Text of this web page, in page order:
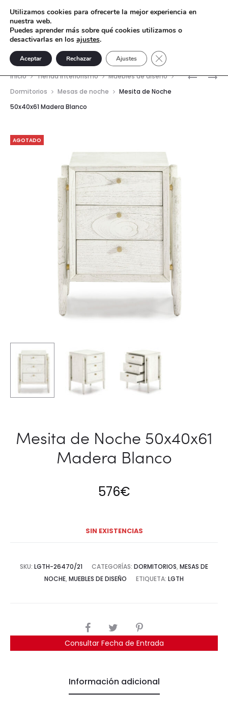
MESA
MESA
Inicio Tienda interiorismo
Muebles de diseño
Dormitorios
Mesas de noche
Mesita de Noche
50x40x61 Madera Blanco
Consultar Fecha de Entrada
AGOTADO
Mesita de Noche 50x40x61
Madera Blanco
576€
SIN EXISTENCIAS
SKU: LGTH-26470/21 CATEGORÍAS: DORMITORIOS, MESAS DE
NOCHE, MUEBLES DE DISEÑO ETIQUETA: LGTH
COMPARTIR
Información adicional
Utilizamos cookies para ofrecerte la mejor experiencia en
nuestra web.
Puedes aprender más sobre qué cookies utilizamos o
desactivarlas en los ajustes.
Aceptar Rechazar Ajustes Cerrar el banner de